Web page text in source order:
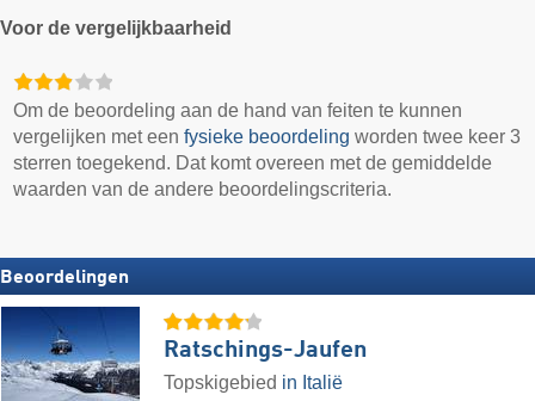
Voor de vergelijkbaarheid
Om de beoordeling aan de hand van feiten te kunnen
vergelijken met eenfysieke beoordeling worden twee keer 3
sterren toegekend. Dat komt overeen met de gemiddelde
waarden van de andere beoordelingscriteria.
Beoordelingen
Ratschings-Jaufen
Topskigebied in Italië